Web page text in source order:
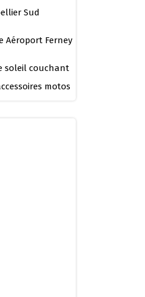
Sud
Aéroport Ferney
soleil couchant
motos